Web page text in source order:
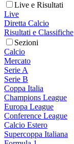
Live e Risultati
Live
Diretta Calcio
Risultati e Classifiche
Sezioni
Calcio
Mercato
Serie A
Serie B
Coppa Italia
Champions League
Europa League
Conference League
Calcio Estero
Supercoppa Italiana